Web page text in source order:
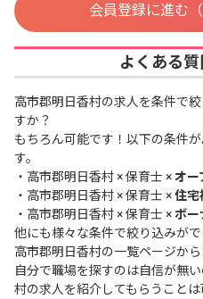
会員登録に進む（
よくある質
高市郡明日香村の求人を条件で
すか？
もちろん可能です！以下の条件
す。
・ 高市郡明日香村 × 保育士 ×オー
・ 高市郡明日香村 × 保育士 ×住宅
・ 高市郡明日香村 × 保育士 ×ボー
他にも様々な条件で絞り込みがで
高市郡明日香村の一覧ページから
自分で職場を探すのは自信が無
村の求人を紹介してもらうことは